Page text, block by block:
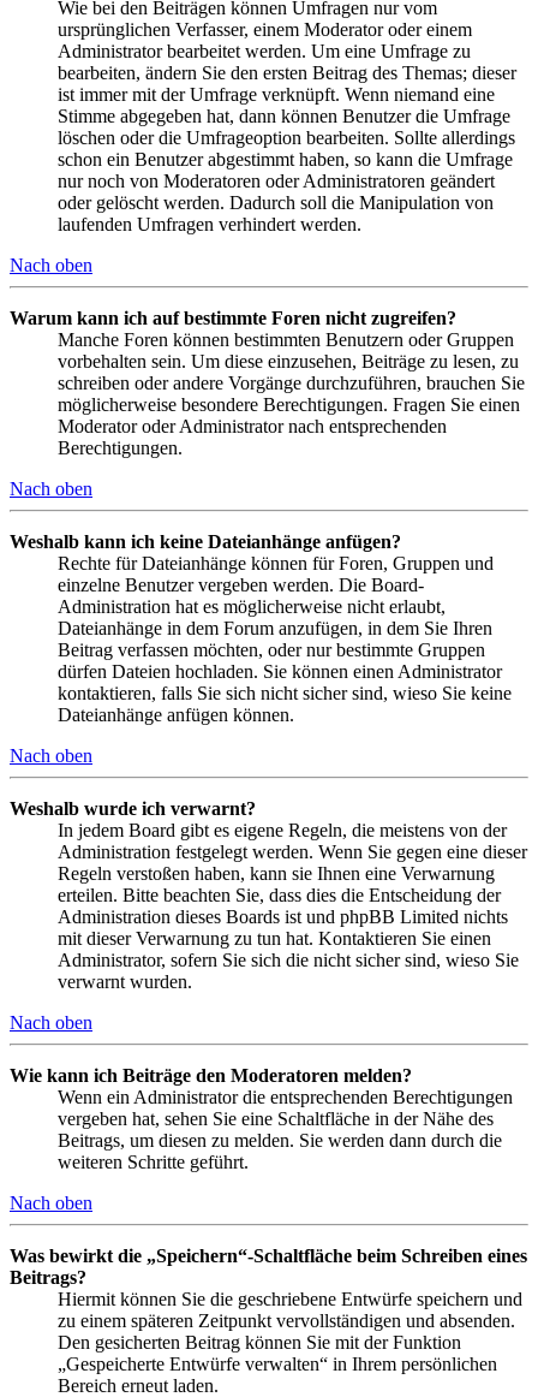
Wie bei den Beiträgen können Umfragen nur vom
ursprünglichen Verfasser, einem Moderator oder einem
Administrator bearbeitet werden. Um eine Umfrage zu
bearbeiten, ändern Sie den ersten Beitrag des Themas; dieser
ist immer mit der Umfrage verknüpft. Wenn niemand eine
Stimme abgegeben hat, dann können Benutzer die Umfrage
löschen oder die Umfrageoption bearbeiten. Sollte allerdings
schon ein Benutzer abgestimmt haben, so kann die Umfrage
nur noch von Moderatoren oder Administratoren geändert
oder gelöscht werden. Dadurch soll die Manipulation von
laufenden Umfragen verhindert werden.
Nach oben
Warum kann ich auf bestimmte Foren nicht zugreifen?
Manche Foren können bestimmten Benutzern oder Gruppen
vorbehalten sein. Um diese einzusehen, Beiträge zu lesen, zu
schreiben oder andere Vorgänge durchzuführen, brauchen Sie
möglicherweise besondere Berechtigungen. Fragen Sie einen
Moderator oder Administrator nach entsprechenden
Berechtigungen.
Nach oben
Weshalb kann ich keine Dateianhänge anfügen?
Rechte für Dateianhänge können für Foren, Gruppen und
einzelne Benutzer vergeben werden. Die Board-
Administration hat es möglicherweise nicht erlaubt,
Dateianhänge in dem Forum anzufügen, in dem Sie Ihren
Beitrag verfassen möchten, oder nur bestimmte Gruppen
dürfen Dateien hochladen. Sie können einen Administrator
kontaktieren, falls Sie sich nicht sicher sind, wieso Sie keine
Dateianhänge anfügen können.
Nach oben
Weshalb wurde ich verwarnt?
In jedem Board gibt es eigene Regeln, die meistens von der
Administration festgelegt werden. Wenn Sie gegen eine dieser
Regeln verstoßen haben, kann sie Ihnen eine Verwarnung
erteilen. Bitte beachten Sie, dass dies die Entscheidung der
Administration dieses Boards ist und phpBB Limited nichts
mit dieser Verwarnung zu tun hat. Kontaktieren Sie einen
Administrator, sofern Sie sich die nicht sicher sind, wieso Sie
verwarnt wurden.
Nach oben
Wie kann ich Beiträge den Moderatoren melden?
Wenn ein Administrator die entsprechenden Berechtigungen
vergeben hat, sehen Sie eine Schaltfläche in der Nähe des
Beitrags, um diesen zu melden. Sie werden dann durch die
weiteren Schritte geführt.
Nach oben
Was bewirkt die „Speichern“-Schaltfläche beim Schreiben eines
Beitrags?
Hiermit können Sie die geschriebene Entwürfe speichern und
zu einem späteren Zeitpunkt vervollständigen und absenden.
Den gesicherten Beitrag können Sie mit der Funktion
„Gespeicherte Entwürfe verwalten“ in Ihrem persönlichen
Bereich erneut laden.